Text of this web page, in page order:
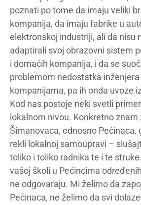
poznati po tome da imaju veliki
kompanija, da imaju fabrike u
elektronskoj industriji, ali da nisu
adaptirali svoj obrazovni sistem
i domaćih kompanija, i da se
problemom nedostatka
kompanijama, pa ih onda uvoze
Kod nas postoje neki svetli
lokalnom nivou. Konkretno znam
Šimanovaca, odnosno Pećinaca,
rekli lokalnoj samoupravi –
toliko i toliko radnika te i te
vašoj školi u Pećincima
ne odgovaraju. Mi želimo da
Pećinaca, ne želimo da svi